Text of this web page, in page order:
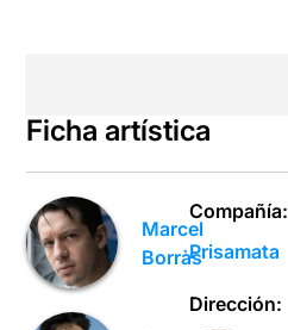
Ficha artística
Marcel
Borràs
Compañía:
Prisamata
Dirección: